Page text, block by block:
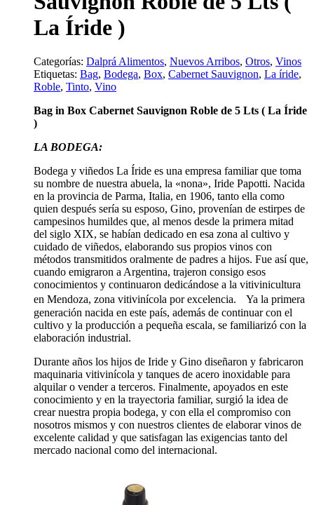
La Íride )
Categorías: Dalprá Alimentos, Nuevos Arribos, Otros, Vinos
Etiquetas: Bag, Bodega, Box, Cabernet Sauvignon, La íride,
Roble, Tinto, Vino
Bag in Box Cabernet Sauvignon Roble de 5 Lts ( La Íride
)
LA BODEGA:
Bodega y viñedos La Íride es una empresa familiar que toma
su nombre de nuestra abuela, la «nona», Iride Papotti. Nacida
en la provincia de Parma, Italia, en 1906, tanto ella como
quien después sería su esposo, Gino, provenían de estirpes de
campesinos humildes que, al menos desde la primera mitad
del siglo XIX, se habían dedicado en esa zona al cultivo y
cuidado de viñedos, elaborando sus propios vinos con
métodos transmitidos oralmente de padres a hijos. Fue así que,
cuando emigraron a Argentina, trajeron consigo esos
conocimientos y continuaron dedicándose a la vitivinicultura
en Mendoza, zona vitivinícola por excelencia. Ya la primera
generación nacida en este país, además de continuar con el
cultivo y la producción a pequeña escala, se familiarizó con la
elaboración industrial.
Durante años los hijos de Iride y Gino diseñaron y fabricaron
maquinaria vitivinícola y tanques de acero inoxidable para
alquilar o vender a terceros. Finalmente, apoyados en este
conocimiento y en la trayectoria familiar, surgió la idea de
crear nuestra propia bodega, y con ella el compromiso con
nosotros mismos y con nuestros clientes de elaborar vinos de
excelente calidad y que satisfagan las exigencias tanto del
mercado nacional como del internacional.